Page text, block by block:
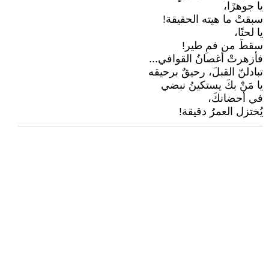
يا جوهرًا،
سبقتْ ما هيته الحقيقة!
يا لحنًا،
سقطَ من فمِ طير!
فأزهرتْ أغصانُ القوافي...
تبادلنّ القبلَ، رحيقٌ برحيقه
يا مَنْ بكَ يستكينُ نبضي
في أحضانكَ،
يُختزل العمرُ دقيقة!